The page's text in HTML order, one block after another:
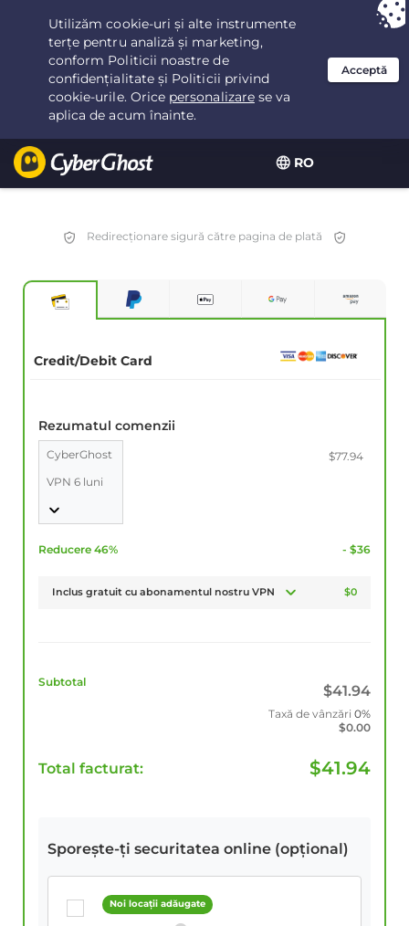
RO
Ai ales:Cea mai bună ofertăpentru 2.1666666666667ani la $
Redirecționare sigură către pagina de plată
Credit/Debit Card
Rezumatul comenzii
CyberGhost
VPN 6 luni
$77.94
Reducere 46% - $36
Inclus gratuit cu abonamentul nostru VPN $0
Subtotal
$41.94
Taxă de vânzări 0%
$0.00
Total facturat: $41.94
Sporește-ți securitatea online (opțional)
Noi locații adăugate